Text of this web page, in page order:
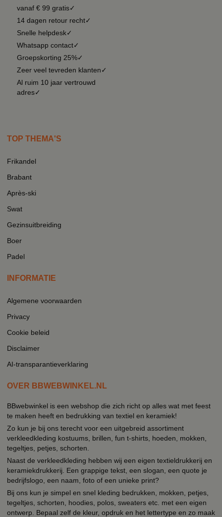
vanaf € 99 gratis✓
14 dagen retour recht✓
Snelle helpdesk✓
Whatsapp contact✓
Groepskorting 25%✓
Zeer veel tevreden klanten✓
Al ruim 10 jaar vertrouwd
adres✓
TOP THEMA'S
Frikandel
Brabant
Après-ski
Swat
Gezinsuitbreiding
Boer
Padel
INFORMATIE
Algemene voorwaarden
Privacy
Cookie beleid
Disclaimer
AI-transparantieverklaring
OVER BBWEBWINKEL.NL
BBwebwinkel is een webshop die zich richt op alles wat met feest
te maken heeft en bedrukking van textiel en keramiek!
Zo kun je bij ons terecht voor een uitgebreid assortiment
verkleedkleding kostuums, brillen, fun t-shirts, hoeden, mokken,
tegeltjes, petjes, schorten.
Naast de verkleedkleding hebben wij een eigen textieldrukkerij en
keramiekdrukkerij. Een grappige tekst, een slogan, een quote je
bedrijfslogo, een naam, foto of een unieke print?
Bij ons kun je simpel en snel kleding bedrukken, mokken, petjes,
tegeltjes, schorten, hoodies, polos, sweaters etc. met een eigen
ontwerp. Bepaal zelf de kleur, opdruk en het lettertype en zo maak